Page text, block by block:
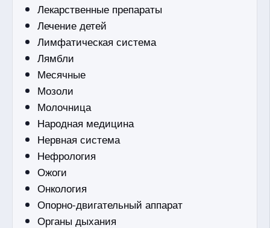
Лекарственные препараты
Лечение детей
Лимфатическая система
Лямбли
Месячные
Мозоли
Молочница
Народная медицина
Нервная система
Нефрология
Ожоги
Онкология
Опорно-двигательный аппарат
Органы дыхания